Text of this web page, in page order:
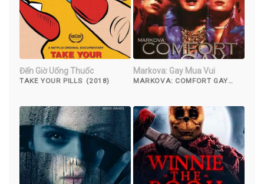
Đến Giờ Uống Thuốc
TAKE YOUR PILLS (2018)
Markova: Gay Mua Vui
MARKOVA: COMFORT GAY